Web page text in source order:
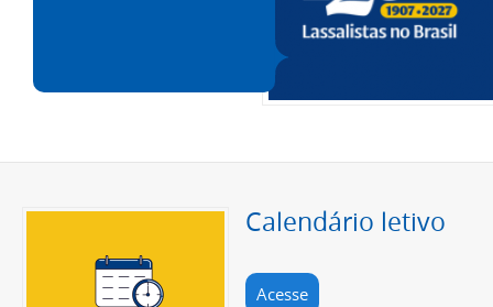
Calendário letivo
Acesse